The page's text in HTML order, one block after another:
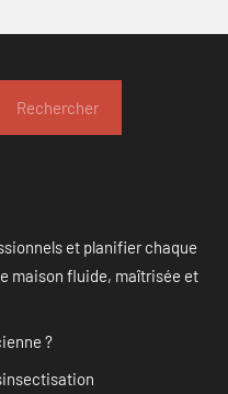
Rechercher
et planifier chaque
maison fluide, maîtrisée et
?